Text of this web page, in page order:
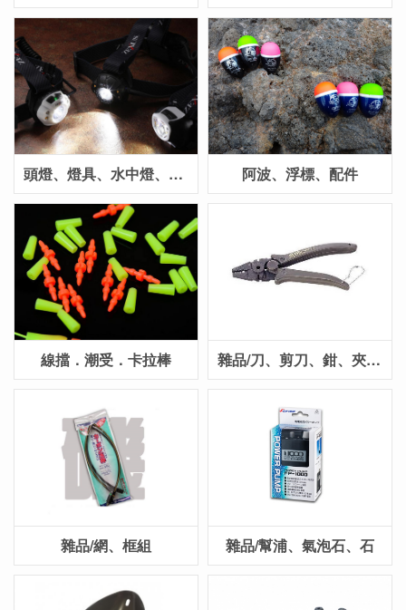
頭燈、燈具、水中燈、電池 阿波、浮標、配件
線擋．潮受．卡拉棒 雜品/刀、剪刀、鉗、夾、脫鉤器
雜品/網、框組 雜品/幫浦、氣泡石、石